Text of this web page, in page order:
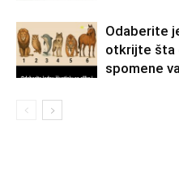
Odaberite
otkrijte šta
spomene